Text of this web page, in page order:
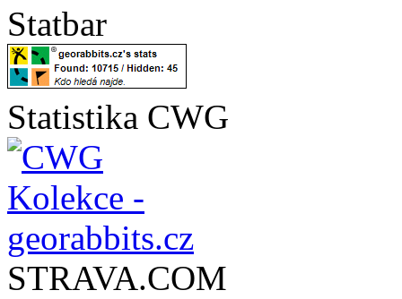
Statbar
Statistika CWG
STRAVA.COM